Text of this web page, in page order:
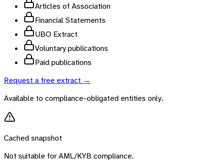
Articles of Association
Financial Statements
UBO Extract
Voluntary publications
Paid publications
Request a free extract →
Available to compliance-obligated entities only.
Cached snapshot
Not suitable for AML/KYB compliance.